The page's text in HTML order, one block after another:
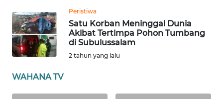
Peristiwa
Satu Korban Meninggal Dunia
Akibat Tertimpa Pohon Tumbang
di Subulussalam
2 tahun yang lalu
WAHANA TV
WN
SERAMBI
WN
WN